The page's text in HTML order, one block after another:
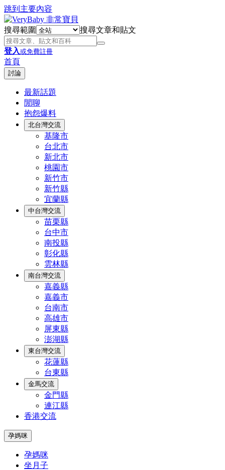
跳到主要內容
搜尋範圍 搜尋文章和貼文
登入或免費註冊
首頁
討論
最新話題
閒聊
抱怨爆料
北台灣交流
基隆市
台北市
新北市
桃園市
新竹市
新竹縣
宜蘭縣
中台灣交流
苗栗縣
台中市
南投縣
彰化縣
雲林縣
南台灣交流
嘉義縣
嘉義市
台南市
高雄市
屏東縣
澎湖縣
東台灣交流
花蓮縣
台東縣
金馬交流
金門縣
連江縣
香港交流
孕媽咪
孕媽咪
坐月子